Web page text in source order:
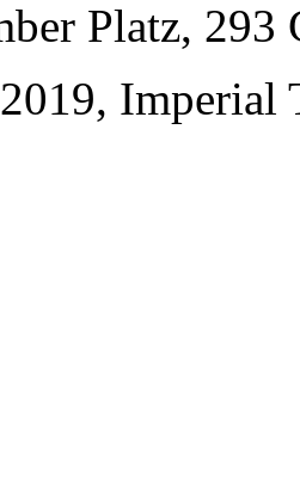
Platz, 293
Imperial